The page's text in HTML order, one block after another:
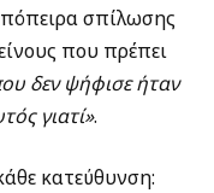
σπίλωσης
που πρέπει
δεν ψήφισε ήταν
γιατί».
κατεύθυνση: